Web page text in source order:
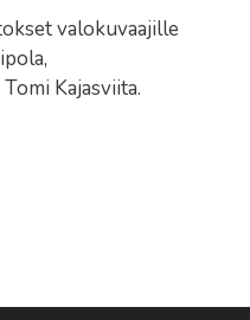
valokuvaajille
Kajasviita.